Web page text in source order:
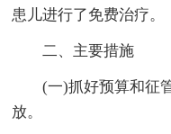
患儿进行了免费治疗。
二、主要措施
(一)抓好预算和征
放。